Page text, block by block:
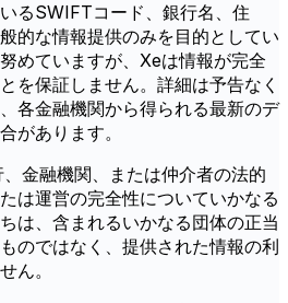
るSWIFTコード、銀行名、住
的な情報提供のみを目的としてい
めていますが、Xeは情報が完全
を保証しません。詳細は予告なく
各金融機関から得られる最新のデ
があります。
金融機関、または仲介者の法的
は運営の完全性についていかなる
は、含まれるいかなる団体の正当
のではなく、提供された情報の利
ん。